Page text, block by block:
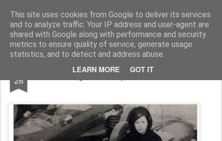
This site uses cookies from Google to deliver its services
and to analyze traffic. Your IP address and user-agent are
shared with Google along with performance and security
metrics to ensure quality of service, generate usage
statistics, and to detect and address abuse.
LEARN MORE GOT IT
AutoMotoCorse. Motorsport Random News 280912
26 La consegna delle prime F. 875 Monza